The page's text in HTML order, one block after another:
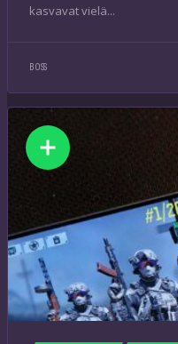
kasvavat vielä...
BOSS